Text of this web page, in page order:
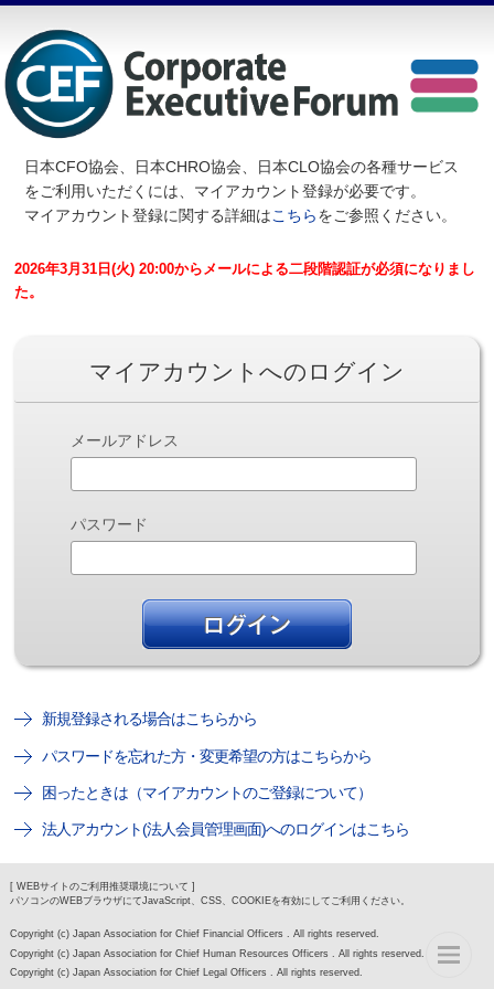
日本CFO協会、日本CHRO協会、日本CLO協会の各種サービス
をご利用いただくには、マイアカウント登録が必要です。
マイアカウント登録に関する詳細はこちらをご参照ください。
2026年3月31日(火) 20:00からメールによる二段階認証が必須になりまし
た。
マイアカウントへのログイン
メールアドレス
パスワード
新規登録される場合はこちらから
パスワードを忘れた方・変更希望の方はこちらから
困ったときは（マイアカウントのご登録について）
法人アカウント(法人会員管理画面)へのログインはこちら
[ WEBサイトのご利用推奨環境について ]
パソコンのWEBブラウザにてJavaScript、CSS、COOKIEを有効にしてご利用ください。
Copyright (c) Japan Association for Chief Financial Officers . All rights reserved.
Copyright (c) Japan Association for Chief Human Resources Officers . All rights reserved.
Copyright (c) Japan Association for Chief Legal Officers . All rights reserved.